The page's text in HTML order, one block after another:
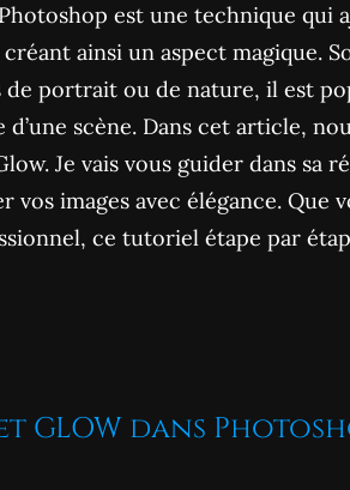
est une technique qui
ainsi un aspect magique.
de portrait ou de nature, il est
d’une scène. Dans cet article,
Je vais vous guider dans sa
vos images avec élégance. Que
ce tutoriel étape par
dans